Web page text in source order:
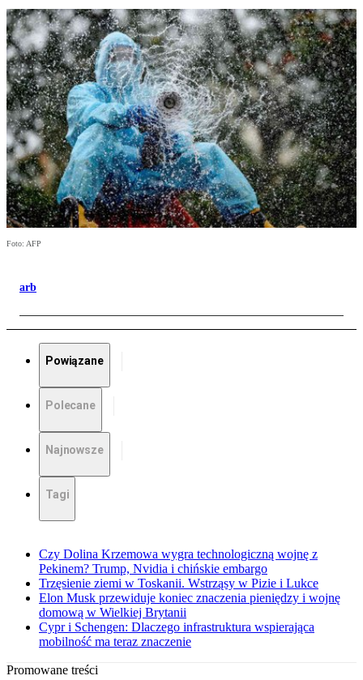
Foto: AFP
arb
Powiązane
Polecane
Najnowsze
Tagi
Czy Dolina Krzemowa wygra technologiczną wojnę z
Pekinem? Trump, Nvidia i chińskie embargo
Trzęsienie ziemi w Toskanii. Wstrząsy w Pizie i Lukce
Elon Musk przewiduje koniec znaczenia pieniędzy i wojnę
domową w Wielkiej Brytanii
Cypr i Schengen: Dlaczego infrastruktura wspierająca
mobilność ma teraz znaczenie
Promowane treści